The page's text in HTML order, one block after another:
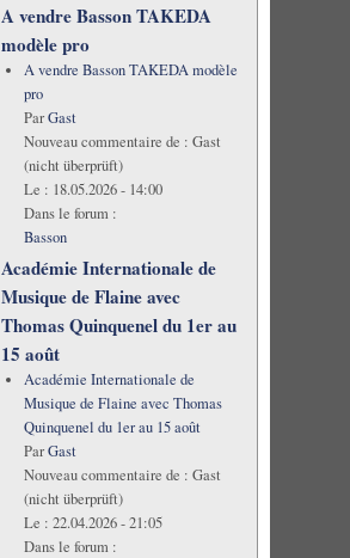
A vendre Basson TAKEDA
modèle pro
A vendre Basson TAKEDA modèle
pro
ParGast
Nouveau commentaire de : Gast
(nicht überprüft)
Le : 18.05.2026 - 14:00
Dans le forum :
Basson
Académie Internationale de
Musique de Flaine avec
Thomas Quinquenel du 1er au
15 août
Académie Internationale de
Musique de Flaine avec Thomas
Quinquenel du 1er au 15 août
ParGast
Nouveau commentaire de : Gast
(nicht überprüft)
Le : 22.04.2026 - 21:05
Dans le forum :